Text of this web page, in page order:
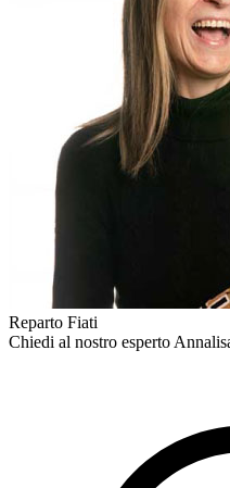
Reparto Fiati
Chiedi al nostro esperto